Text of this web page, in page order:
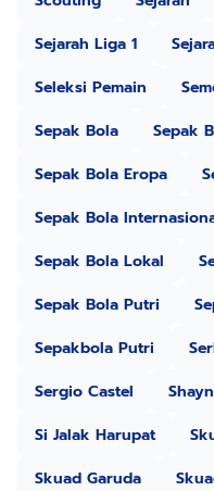
Sejarah Liga 1
Seleksi Pemain
Sepak Bola
Sepak
Sepak Bola Eropa
Sepak Bola
Sepak Bola Lokal
Sepak Bola Putri
Sepakbola Putri
Sergio Castel
Si Jalak Harupat
Skuad Garuda